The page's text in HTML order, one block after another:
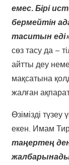
емес. Бірі
бермейтін
таситын
сөз тасу да –
айтты деу
мақсатына
жалған
Өзімізді түзеу
екен. Имам
таңертең